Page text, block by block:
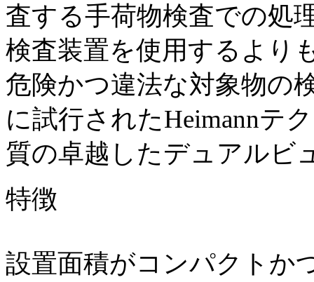
査する手荷物検査での処
検査装置を使用するより
危険かつ違法な対象物の
に試行されたHeimannテ
質の卓越したデュアルビ
設置面積がコンパクトか